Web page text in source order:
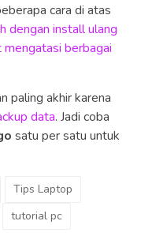
cara di atas
dengan install ulang
berbagai
paling akhir karena
data. Jadi coba
satu per satu untuk
Tips Laptop
tutorial pc